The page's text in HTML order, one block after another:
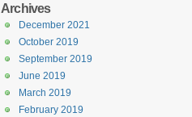
Archives
December 2021
October 2019
September 2019
June 2019
March 2019
February 2019